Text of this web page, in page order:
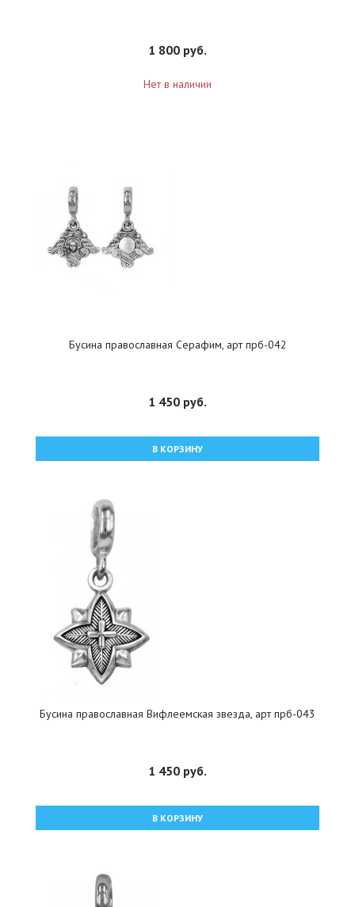
1 800 руб.
Нет в наличии
Бусина православная Серафим, арт прб-042
1 450 руб.
В КОРЗИНУ
Бусина православная Вифлеемская звезда, арт прб-043
1 450 руб.
В КОРЗИНУ